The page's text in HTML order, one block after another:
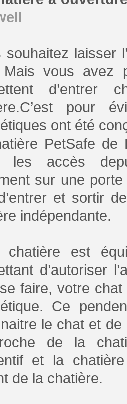
souhaitez laisser
Mais vous avez
d’entrer
C’est pour
ont été
PetSafe de
les accès
sur une
et sortir
indépendante.
chatière est
d’autoriser
faire, votre chat
Ce
le chat et
de la
et la
de la chatière.